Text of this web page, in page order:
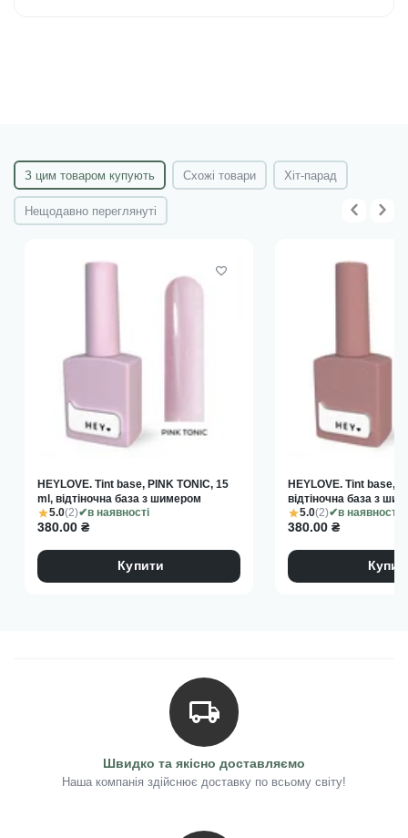
З цим товаром купують Схожі товари Хіт-парад
Нещодавно переглянуті
5.0(2) в наявності
HEYLOVE. Tint base, PINK TONIC, 15
ml, відтіночна база з шимером
380.00 ₴
Купити
5.0(2) в наявності
HEYLOVE. Tint base,
відтіночна база з
380.00 ₴
Швидко та якісно доставляємо
Наша компанія здійснює доставку по всьому світу!